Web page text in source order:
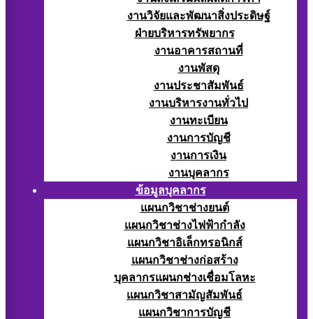
งานวิจัยและพัฒนาสิ่งประดิษฐ์
ฝ่ายบริหารทรัพยากร
งานอาคารสถานที่
งานพัสดุ
งานประชาสัมพันธ์
งานบริหารงานทั่วไป
งานทะเบียน
งานการบัญชี
งานการเงิน
งานบุคลากร
ข้อมูลบุคลากร
แผนกวิชาช่างยนต์
แผนกวิชาช่างไฟฟ้ากำลัง
แผนกวิชาอิเล็กทรอนิกส์
แผนกวิชาช่างก่อสร้าง
บุคลากรแผนกช่างเชื่อมโลหะ
แผนกวิชาสามัญสัมพันธ์
แผนกวิชาการบัญชี